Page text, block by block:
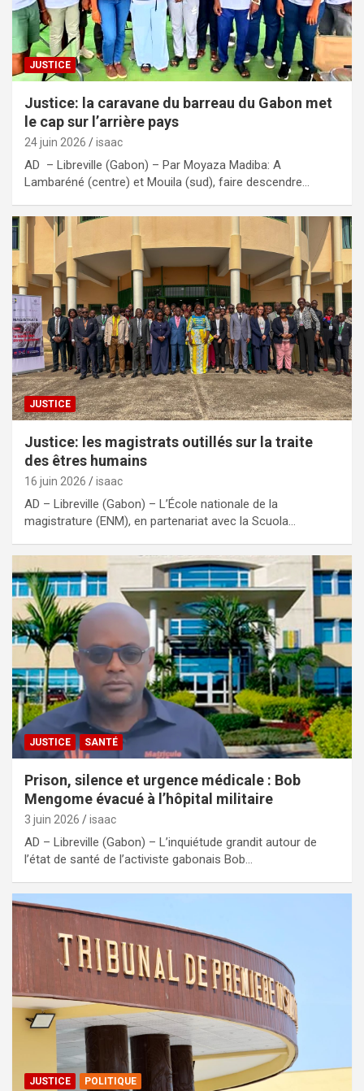
JUSTICE
Justice: la caravane du barreau du Gabon met
le cap sur l’arrière pays
24 juin 2026 isaac
AD – Libreville (Gabon) – Par Moyaza Madiba: A
Lambaréné (centre) et Mouila (sud), faire descendre…
JUSTICE
Justice: les magistrats outillés sur la traite
des êtres humains
16 juin 2026 isaac
AD – Libreville (Gabon) – L’École nationale de la
magistrature (ENM), en partenariat avec la Scuola…
JUSTICE SANTÉ
Prison, silence et urgence médicale : Bob
Mengome évacué à l’hôpital militaire
3 juin 2026 isaac
AD – Libreville (Gabon) – L’inquiétude grandit autour de
l’état de santé de l’activiste gabonais Bob…
JUSTICE POLITIQUE